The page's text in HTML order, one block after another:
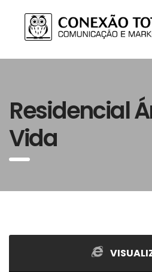
Residencial
Vida